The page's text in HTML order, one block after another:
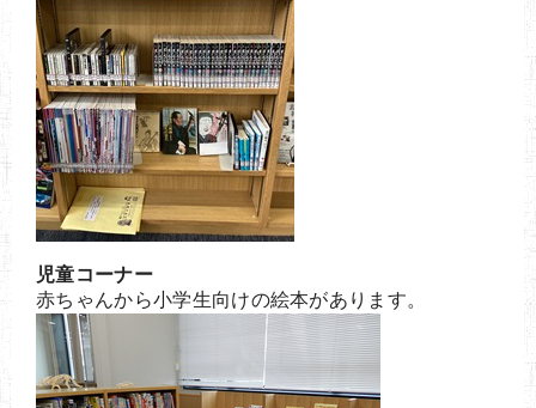
児童コーナー
赤ちゃんから小学生向けの絵本があります。